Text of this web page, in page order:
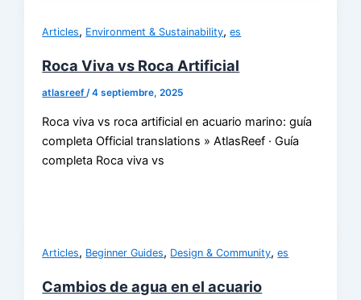
Articles, Environment & Sustainability,es
Roca Viva vs Roca Artificial
atlasreef/4 septiembre, 2025
Roca viva vs roca artificial en acuario marino: guía
completa Official translations » AtlasReef · Guía
completa Roca viva vs
Articles, Beginner Guides, Design & Community,es
Cambios de agua en el acuario